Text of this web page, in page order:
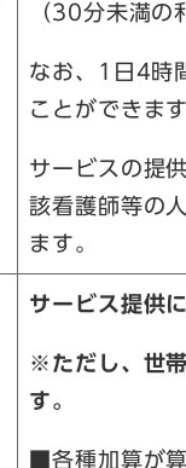
（30分未満の
なお、1日4時
ことができます
サービスの提
該看護師等の
ます。
サービス提供
※ただし、世
す。
■各種加算が